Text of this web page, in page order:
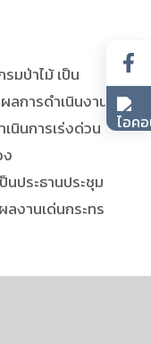
มป่าไม้ เป็น
ลการดำเนินงาน
นินการเร่งด่วน
ประธานประชุม
งานเด่นกระทร